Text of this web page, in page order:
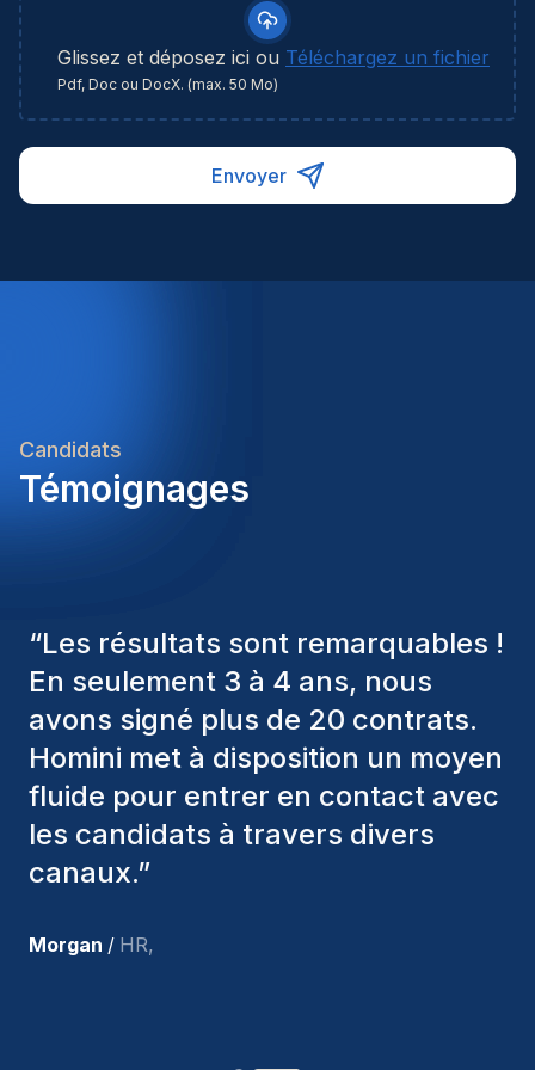
Glissez et déposez ici ou Téléchargez un fichier
Pdf, Doc ou DocX. (max. 50 Mo)
Envoyer
Candidats
Témoignages
“Les consultants Homini ont
toujours pris en considération
divers critères pour nous proposer
les bons candidats. Ceux que
nous avons recrutés sont toujours
parmi nous, et personnellement, je
suis très satisfait des nouvelles